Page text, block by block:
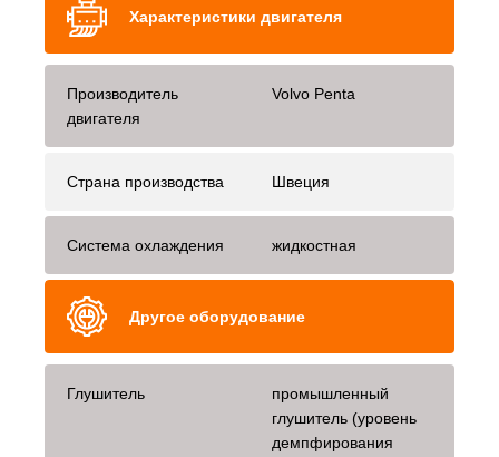
Характеристики двигателя
Производитель
двигателя
Volvo Penta
Страна производства Швеция
Система охлаждения жидкостная
Другое оборудование
Глушитель
промышленный
глушитель (уровень
демпфирования